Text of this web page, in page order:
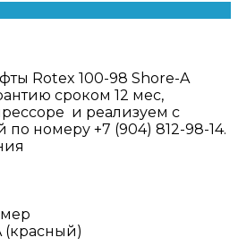
Rotex 100-98 Shore-A
сроком 12 мес,
и реализуем с
номеру +7 (904) 812-98-14.
(красный)